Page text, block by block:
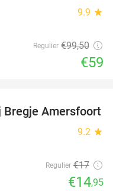
9.9 star
Regulier €99,50
€59
12%
Bregje Amersfoort
9.2 star
Regulier €17
€14,95